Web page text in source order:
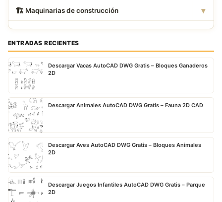
🏗 ️ Maquinarias de construcción ▾
ENTRADAS RECIENTES
Descargar Vacas AutoCAD DWG Gratis – Bloques Ganaderos
2D
Descargar Animales AutoCAD DWG Gratis – Fauna 2D CAD
Descargar Aves AutoCAD DWG Gratis – Bloques Animales
2D
Descargar Juegos Infantiles AutoCAD DWG Gratis – Parque
2D